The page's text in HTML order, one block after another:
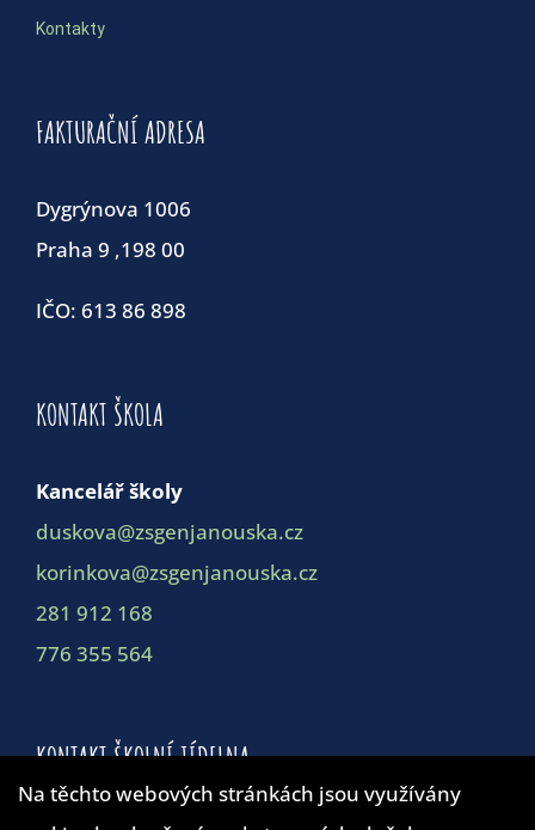
Kontakty
FAKTURAČNÍ ADRESA
Dygrýnova 1006
Praha 9 ,198 00
IČO: 613 86 898
KONTAKT ŠKOLA
Kancelář školy
duskova@zsgenjanouska.cz
korinkova@zsgenjanouska.cz
281 912 168
776 355 564
KONTAKT ŠKOLNÍ JÍDELNA
Na těchto webových stránkách jsou využívány